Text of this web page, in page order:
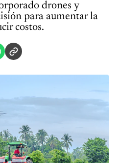
drones y
para aumentar la
costos.